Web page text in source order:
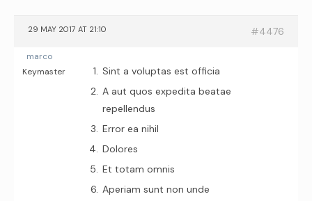
29 MAY 2017 AT 21:10 #4476
marco
Keymaster
Sint a voluptas est officia
A aut quos expedita beatae
repellendus
Error ea nihil
Dolores
Et totam omnis
Aperiam sunt non unde